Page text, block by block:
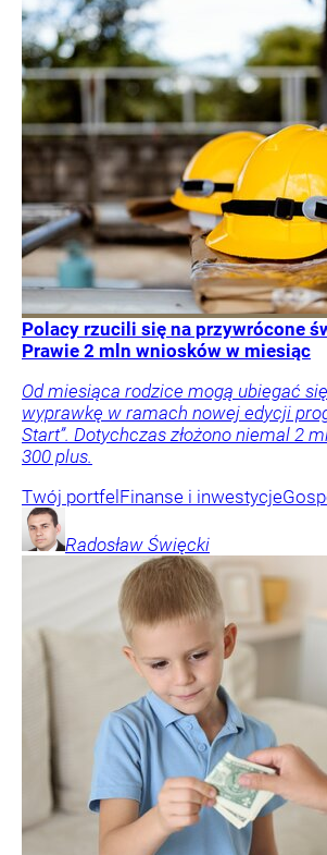
Polacy rzucili się na przywrócone
Prawie 2 mln wniosków w miesiąc
Od miesiąca rodzice mogą ubiegać
wyprawkę w ramach nowej edycji
Start”. Dotychczas złożono niemal 2
300 plus.
Twój portfelFinanse i inwestycje
Radosław Święcki